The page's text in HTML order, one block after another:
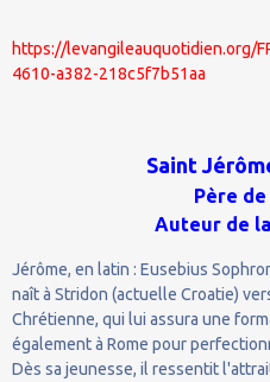
https://levangileauquotidien.org/
4610-a382-218c5f7b51aa
Saint
Père
Auteur de
Jérôme, en latin : Eusebius
naît à Stridon (actuelle Croatie)
Chrétienne, qui lui assura une
également à Rome pour
Dès sa jeunesse, il ressentit